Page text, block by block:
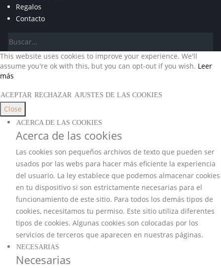
Regalos
Contacto
This website uses cookies to improve your experience. We'll
assume you're ok with this, but you can opt-out if you wish. Leer
más
ACEPTAR RECHAZAR AJUSTES DE LAS COOKIES
Close
ACERCA DE LAS COOKIES
Acerca de las cookies
Las cookies son pequeños archivos de texto que pueden ser
usados por las webs para hacer más eficiente la experiencia
del usuario. La ley establece que podemos almacenar cookies
en tu dispositivo si son estrictamente necesarias para el
funcionamiento de este sitio. Para todos los demás tipos de
cookies, necesitamos tu permiso. Este sitio utiliza diferentes
tipos de cookies. Algunas cookies son colocadas por los
servicios de terceros que aparecen en nuestras páginas.
NECESARIAS
Necesarias